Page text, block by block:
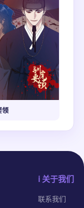
领
ℹ️ 关于我们
联系我们